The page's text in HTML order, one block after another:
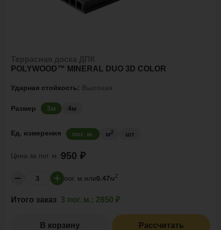
POLYWOOD™ MINERAL DUO 3D COLOR
Ударная стойкость:
Размер 3м 4м
Ед. измерения пог. м. м2 шт
Цена за пог. м.:950 ₽
пог. м. или0.47м2
Итого заказ 3 пог. м.: 2850 ₽
В корзину Рассчитать